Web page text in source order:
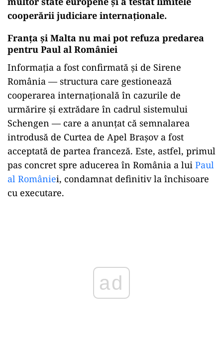
cooperării judiciare internaționale.
Franța și Malta nu mai pot refuza predarea
pentru Paul al României
Informația a fost confirmată și de Sirene
România — structura care gestionează
cooperarea internațională în cazurile de
urmărire și extrădare în cadrul sistemului
Schengen — care a anunțat că semnalarea
introdusă de Curtea de Apel Brașov a fost
acceptată de partea franceză. Este, astfel, primul
pas concret spre aducerea în România a lui Paul
al României, condamnat definitiv la închisoare
cu executare.